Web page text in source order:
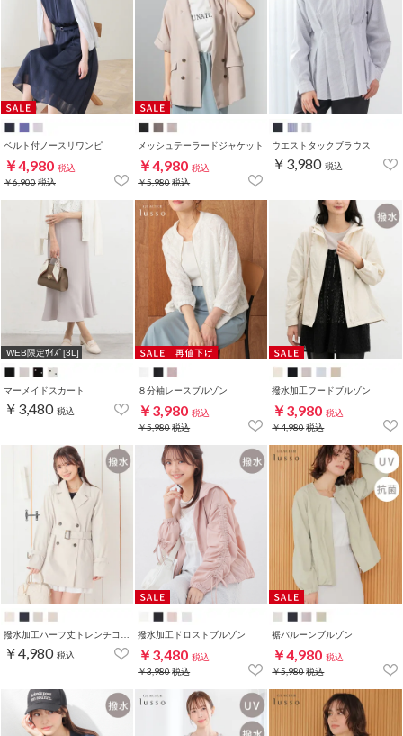
ベルト付ノースリワンピ
￥4,980 税込
￥6,900税込
メッシュテーラードジャケット
￥4,980 税込
￥5,980税込
ウエストタックブラウス
￥3,980 税込
WEB限定ｻｲｽﾞ[3L]
マーメイドスカート
￥3,480 税込
８分袖レースブルゾン
￥3,980 税込
￥5,980税込
撥水加工フードブルゾン
￥3,980 税込
￥4,980税込
￥4,980 税込
撥水加工ドロストブルゾン
￥3,480 税込
￥3,980税込
裾バルーンブルゾン
￥4,980 税込
￥5,980税込